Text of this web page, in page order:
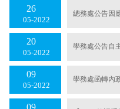
05 2022
26 總務處公告因
05 2022
20 學務處公告自
05 2022
09 學務處函轉內
09